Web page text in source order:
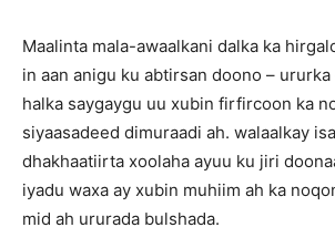
Maalinta mala-awaalkani dalka ka
in aan anigu ku abtirsan doono – ururka
halka saygaygu uu xubin firfircoon ka
siyaasadeed dimuraadi ah. walaalkay
dhakhaatiirta xoolaha ayuu ku jiri
iyadu waxa ay xubin muhiim ah ka
mid ah ururada bulshada.